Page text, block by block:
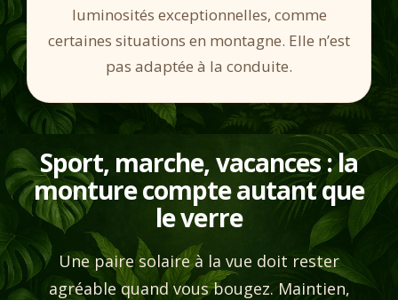
luminosités exceptionnelles, comme
certaines situations en montagne. Elle n’est
pas adaptée à la conduite.
Sport, marche, vacances : la
monture compte autant que
le verre
Une paire solaire à la vue doit rester
agréable quand vous bougez. Maintien,